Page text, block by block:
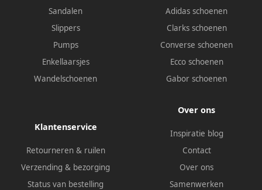
Sandalen
Slippers
Pumps
Enkellaarsjes
Wandelschoenen
Adidas schoenen
Clarks schoenen
Converse schoenen
Ecco schoenen
Gabor schoenen
Klantenservice
Retourneren & ruilen
Verzending & bezorging
Status van bestelling
Over ons
Inspiratie blog
Contact
Over ons
Samenwerken